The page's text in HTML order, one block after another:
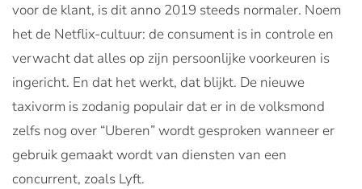
voor de klant, is dit anno 2019 steeds normaler. Noem
het de Netflix-cultuur: de consument is in controle en
verwacht dat alles op zijn persoonlijke voorkeuren is
ingericht. En dat het werkt, dat blijkt. De nieuwe
taxivorm is zodanig populair dat er in de volksmond
zelfs nog over “Uberen” wordt gesproken wanneer er
gebruik gemaakt wordt van diensten van een
concurrent, zoals Lyft.